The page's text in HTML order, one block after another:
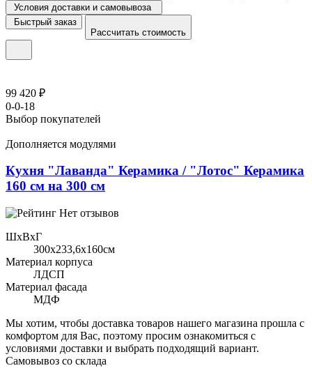
Условия доставки и самовывоза
Быстрый заказ
Рассчитать стоимость
99 420 ₽
0-0-18
Выбор покупателей
Дополняется модулями
Кухня "Лаванда" Керамика / "Лотос" Керамика
160 см на 300 см
Нет отзывов
ШхВхГ
300x233,6х160см
Материал корпуса
ЛДСП
Материал фасада
МДФ
Мы хотим, чтобы доставка товаров нашего магазина прошла с
комфортом для Вас, поэтому просим ознакомиться с
условиями доставки и выбрать подходящий вариант.
Самовывоз со склада